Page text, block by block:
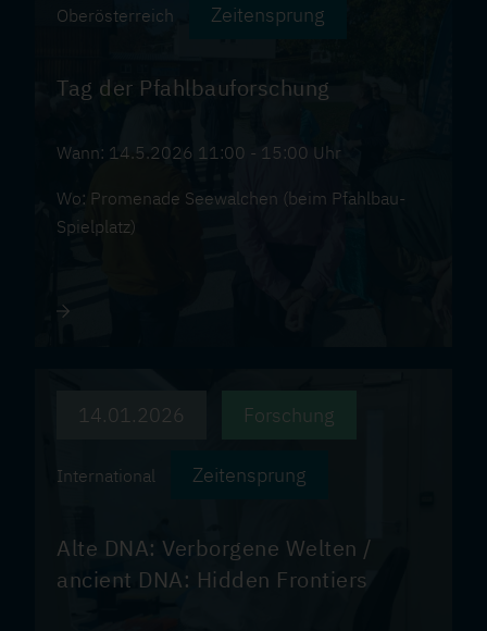
Oberösterreich Zeitensprung
Tag der Pfahlbauforschung
Wann: 14.5.2026 11:00 - 15:00 Uhr
Wo: Promenade Seewalchen (beim Pfahlbau-
Spielplatz)
14.01.2026 Forschung
International Zeitensprung
Alte DNA: Verborgene Welten /
ancient DNA: Hidden Frontiers